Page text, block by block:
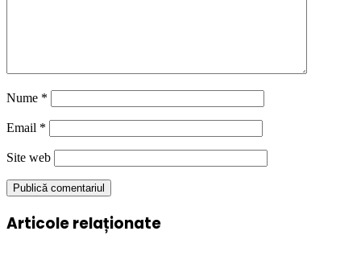
Nume *
Email *
Site web
Articole relaționate